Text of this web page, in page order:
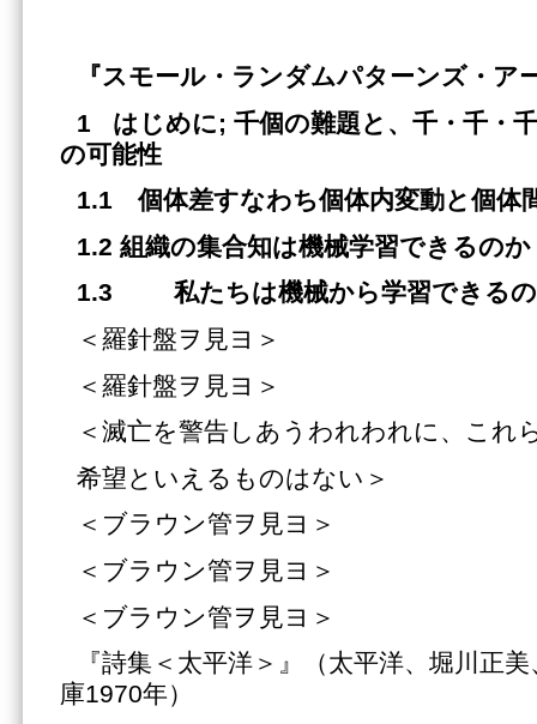
『スモール・ランダムパターンズ・ア
1 はじめに; 千個の難題と、千・千・
の可能性
1.1 個体差すなわち個体内変動と個体
1.2 組織の集合知は機械学習できるの
1.3 私たちは機械から学習できるの
＜羅針盤ヲ見ヨ＞
＜羅針盤ヲ見ヨ＞
＜滅亡を警告しあうわれわれに、これ
希望といえるものはない＞
＜ブラウン管ヲ見ヨ＞
＜ブラウン管ヲ見ヨ＞
＜ブラウン管ヲ見ヨ＞
『詩集＜太平洋＞』（太平洋、堀川正
庫1970年）